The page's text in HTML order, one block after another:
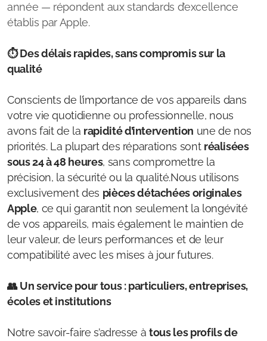
année — répondent aux standards d’excellence
établis par Apple.
⏱️ Des délais rapides, sans compromis sur la
qualité
Conscients de l’importance de vos appareils dans
votre vie quotidienne ou professionnelle, nous
avons fait de la rapidité d’intervention une de nos
priorités. La plupart des réparations sont réalisées
sous 24 à 48 heures, sans compromettre la
précision, la sécurité ou la qualité.Nous utilisons
exclusivement des pièces détachées originales
Apple, ce qui garantit non seulement la longévité
de vos appareils, mais également le maintien de
leur valeur, de leurs performances et de leur
compatibilité avec les mises à jour futures.
👥 Un service pour tous : particuliers, entreprises,
écoles et institutions
Notre savoir-faire s’adresse àtous les profils de